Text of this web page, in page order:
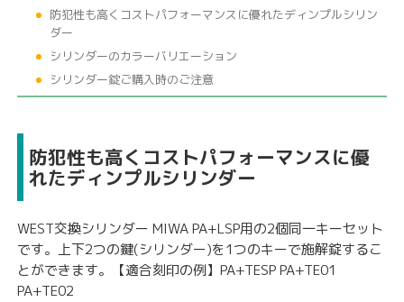
防犯性も高くコストパフォーマンスに優れたディンプルシリン
ダー
シリンダーのカラーバリエーション
シリンダー錠ご購入時のご注意
防犯性も高くコストパフォーマンスに優
れたディンプルシリンダー
WEST交換シリンダー MIWA PA+LSP用の2個同一キーセット
です。上下2つの鍵(シリンダー)を1つのキーで施解錠するこ
とができます。【適合刻印の例】PA+TESP PA+TE01
PA+TE02